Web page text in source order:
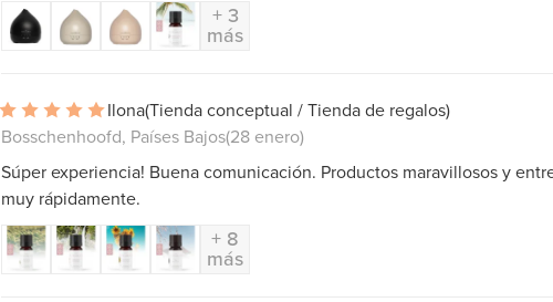
+ 3
más
Ilona(Tienda conceptual / Tienda de regalos)
Bosschenhoofd, Países Bajos(28 enero)
Súper experiencia! Buena comunicación. Productos maravillosos y
muy rápidamente.
+ 8
más